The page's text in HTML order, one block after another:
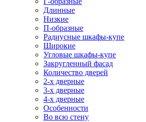
Длинные
Низкие
П-образные
Радиусные шкафы-купе
Широкие
Угловые шкафы-купе
Закругленный фасад
Количество дверей
2-х дверные
3-х дверные
4-х дверные
Особенности
Во всю стену